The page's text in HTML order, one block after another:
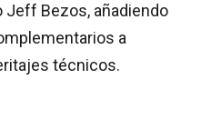
Bezos, añadiendo
a
técnicos.